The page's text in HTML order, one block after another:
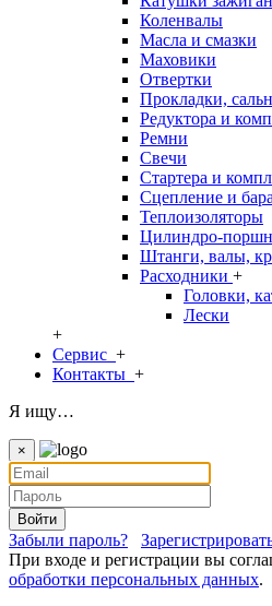
Коленвалы
Масла и смазки
Маховики
Отвертки
Прокладки,
Редуктора и
Ремни
Свечи
Стартера и
Сцепление и
Теплоизоляторы
Цилиндро-
Штанги, валы,
Расходники +
Головки,
Лески
+
Сервис +
Контакты +
Я ищу…
×
Войти
Забыли пароль?
При входе и регистрации вы
обработки персональных данных.